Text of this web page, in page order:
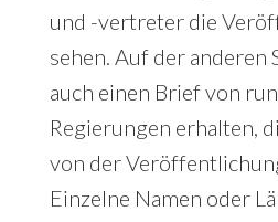
und -vertreter die
sehen. Auf der anderen
auch einen Brief von
Regierungen erhalten,
von der
Einzelne Namen oder